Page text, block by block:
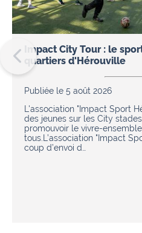
Impact City Tour : le
quartiers d'Hérouville
Publiée le 5 août 2026
L'association "Impact Sport
des jeunes sur les City
promouvoir le vivre-
tous.L’association "Impact
coup d’envoi d…